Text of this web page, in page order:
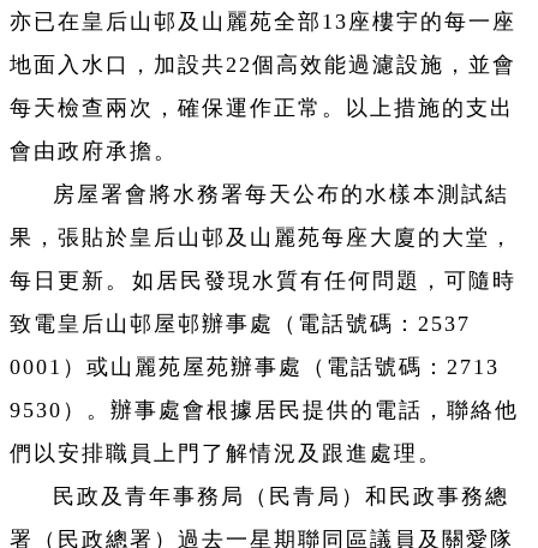
亦已在皇后山邨及山麗苑全部13座樓宇的每一座
地面入水口，加設共22個高效能過濾設施，並會
每天檢查兩次，確保運作正常。以上措施的支出
會由政府承擔。
房屋署會將水務署每天公布的水樣本測試結
果，張貼於皇后山邨及山麗苑每座大廈的大堂，
每日更新。⁠如居民發現水質有任何問題，可隨時
致電皇后山邨屋邨辦事處（電話號碼：2537
0001）或山麗苑屋苑辦事處（電話號碼：2713
9530）。辦事處會根據居民提供的電話，聯絡他
們以安排職員上門了解情況及跟進處理。
民政及青年事務局（民青局）和民政事務總
署（民政總署）過去一星期聯同區議員及關愛隊